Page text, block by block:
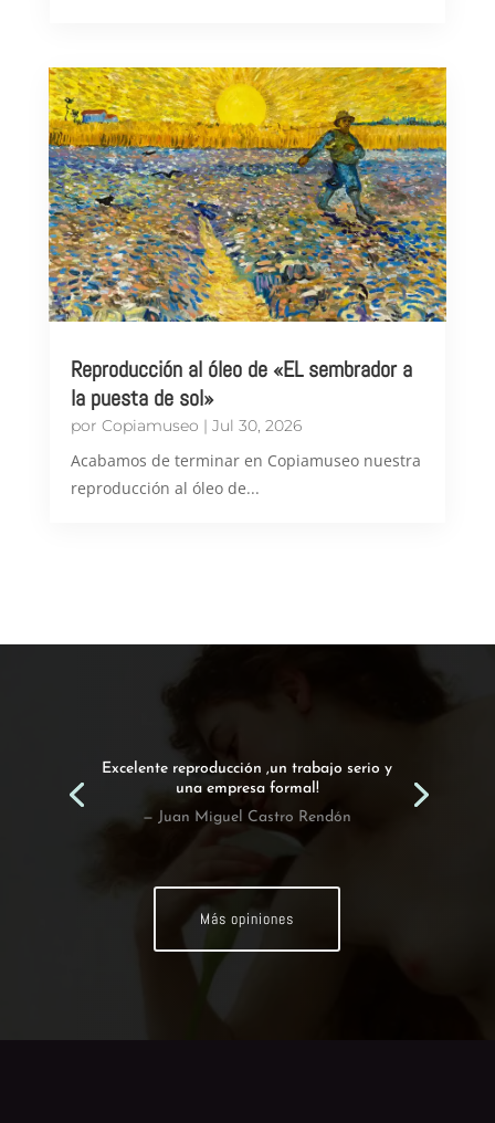
Reproducción al óleo de «EL sembrador a
la puesta de sol»
por Copiamuseo | Jul 30, 2026
Acabamos de terminar en Copiamuseo nuestra
reproducción al óleo de...
Excelente reproducción ,un trabajo serio y
una empresa formal!
— Juan Miguel Castro Rendón
Más opiniones